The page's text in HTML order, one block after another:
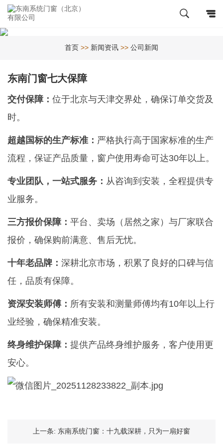
首页 >> 新闻资讯 >> 公司新闻
东南门窗七大保障
交付保障： 位于北京与天津交界处，确保订单交货及
时。
超越国标的生产标准： 严格执行高于国家标准的生产
流程，保证产品质量，窗户使用寿命可达30年以上。
专业团队，一站式服务： 从咨询到安装，全程提供专
业服务。
三方报价保障： 平台、卖场（居然之家）与厂家联合
报价，确保购前满意、售后无忧。
十年老品牌： 深耕北京市场，积累了良好的口碑与信
任，品质有保障。
资深安装师傅： 所有安装和测量师傅均有10年以上行
业经验，确保精准安装。
终身维护保障： 提供产品终身维护服务，客户使用更
安心。
上一条: 东南系统门窗：十九载深耕，只为一扇好窗